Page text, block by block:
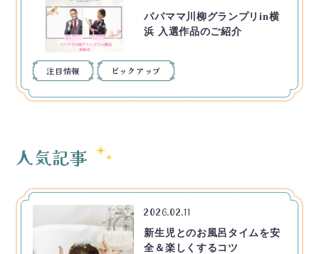
パパママ川柳グランプリin横
浜 入選作品のご紹介
注目情報 ピックアップ
人気記事
2026.02.11
新生児とのお風呂タイムを安
全＆楽しくするコツ